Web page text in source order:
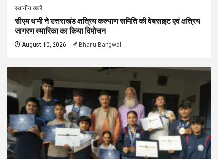
स्थानीय खबरें
सीएम धामी ने उत्तराखंड क्षत्रिय कल्याण समिति की वेबसाइट एवं क्षत्रिय
जागरण स्मारिका का किया विमोचन
August 10, 2026 Bhanu Bangwal